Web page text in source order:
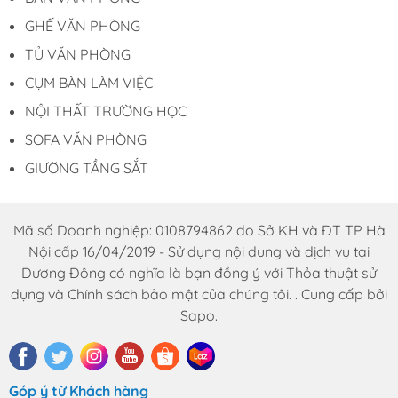
và sự mới mẻ sau thời gian dài sử dụng.
4. Màu sắc lựa chọn:
Bàn họp văn phòng chân sắt chữ U thường
có nhiều tùy chọn màu sắc khác nhau, từ
màu gỗ tự nhiên đến màu sắc hiện đại như
đen, trắng, hoặc xám. Điều này cho phép
bạn tùy chỉnh sản phẩm để phù hợp với
5. Tính năng hiện đại:
Nhiều bàn họp chất lượng cao còn đi kèm
với các tính năng hiện đại như hệ thống quản
lý dây điện và cáp để giữ cho không gian
sẵn tùy chọn thêm các phụ kiện như hộp
điện, hộp mạng, hoặc bộ điều khiển âm
GHẾ VĂN PHÒNG
TỦ VĂN PHÒNG
CỤM BÀN LÀM VIỆC
NỘI THẤT TRƯỜNG HỌC
SOFA VĂN PHÒNG
GIƯỜNG TẦNG SẮT
Mã số Doanh nghiệp: 0108794862 do Sở KH và ĐT TP Hà
Nội cấp 16/04/2019 - Sử dụng nội dung và dịch vụ tại
Dương Đông có nghĩa là bạn đồng ý với Thỏa thuật sử
dụng và Chính sách bảo mật của chúng tôi. . Cung cấp bởi
Sapo.
Góp ý từ Khách hàng